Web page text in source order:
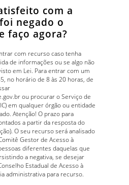
com a
negado o
faço agora?
com recurso caso tenha
de informações ou se algo não
em Lei. Para entrar com um
no horário de 8 às 20 horas, de
ou procurar o Serviço de
em qualquer órgão ou entidade
Atenção! O prazo para
a partir da resposta do
O seu recurso será analisado
Gestor de Acesso à
diferentes daquelas que
a negativa, se desejar
Estadual de Acesso à
administrativa para recurso.